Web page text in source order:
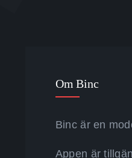
Om Binc
Binc är en
Appen är